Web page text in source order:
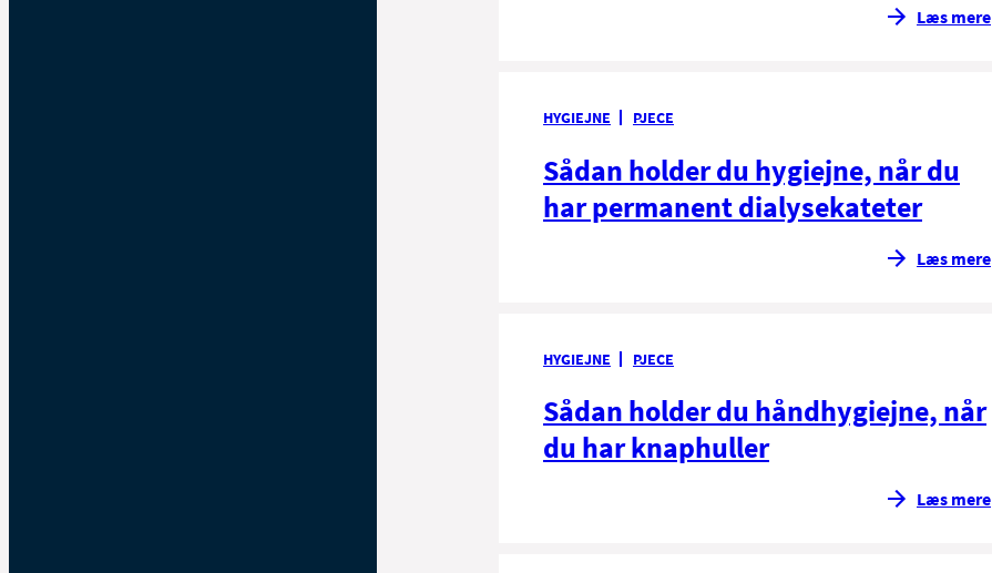
Læs mere
HYGIEJNE PJECE
Sådan holder du hygiejne, når du
har permanent dialysekateter
Læs mere
HYGIEJNE PJECE
Sådan holder du håndhygiejne, når
du har knaphuller
Læs mere